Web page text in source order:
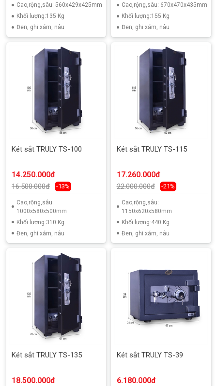
Cao,rộng,sâu: 560x429x425mm
Khối lượng:135 Kg
Đen, ghi xám, nâu
Cao,rộng,sâu: 670x470x435mm
Khối lượng:155 Kg
Đen, ghi xám, nâu
Két sắt TRULY TS-100
14.250.000đ
16.500.000đ -13%
Cao,rộng,sâu:
1000x580x500mm
Khối lượng:310 Kg
Đen, ghi xám, nâu
Két sắt TRULY TS-115
17.260.000đ
22.000.000đ -21%
Cao,rộng,sâu:
1150x620x580mm
Khối lượng:440 Kg
Đen, ghi xám, nâu
Két sắt TRULY TS-135
18.500.000đ
Két sắt TRULY TS-39
6.180.000đ